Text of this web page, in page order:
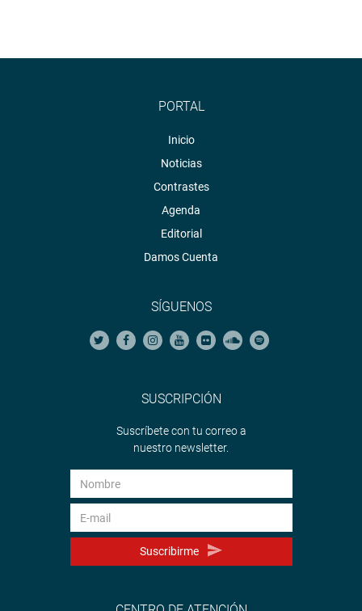
PORTAL
Inicio
Noticias
Contrastes
Agenda
Editorial
Damos Cuenta
SÍGUENOS
SUSCRIPCIÓN
Suscríbete con tu correo a
nuestro newsletter.
Suscribirme